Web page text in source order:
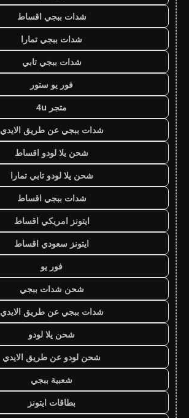
شدات ببجي اقساط
شدات ببجي تمارا
شدات ببجي تابي
فور يو ستور
متجر 4u
شدات ببجي عن طريق الايدي
شحن يلا لودو اقساط
شحن يلا لودو تابي تمارا
شدات ببجي اقساط
ايتونز امريكي اقساط
ايتونز سعودي اقساط
فور يو
شحن شدات ببجي
شدات ببجي عن طريق الايدي
شحن يلا لودو
شحن لودو عن طريق الايدي
شعبية ببجي
بطاقات ايتونز